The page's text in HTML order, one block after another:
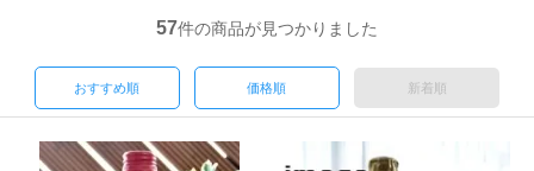
57件の商品が見つかりました
おすすめ順 価格順 新着順